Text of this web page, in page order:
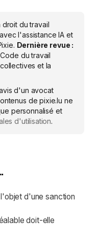
du travail
l'assistance IA et
Dernière revue :
du travail
et la
d'un avocat
de pixie.lu ne
personnalisé et
d'utilisation.
d'une sanction
doit-elle